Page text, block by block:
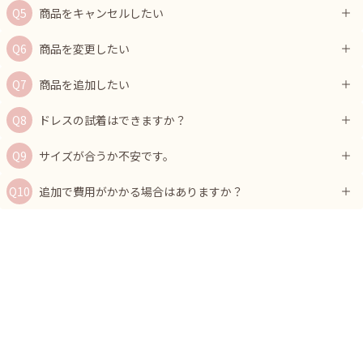
商品をキャンセルしたい
商品を変更したい
商品を追加したい
ドレスの試着はできますか？
サイズが合うか不安です。
追加で費用がかかる場合はありますか？